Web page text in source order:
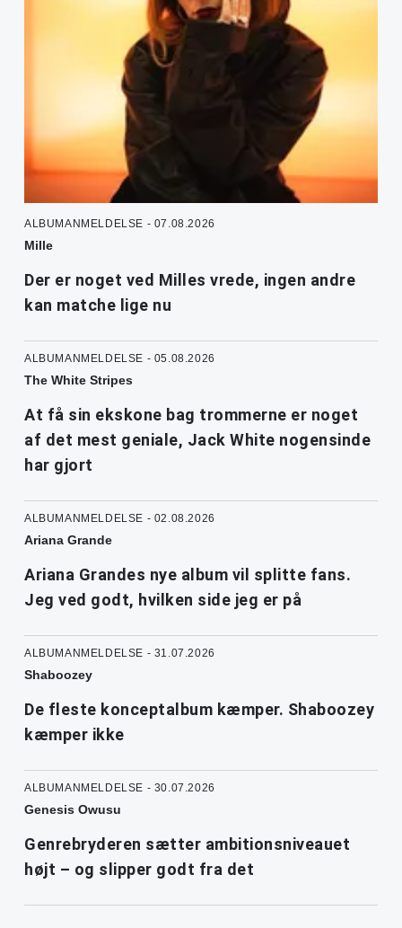
ALBUMANMELDELSE - 07.08.2026
Mille
Der er noget ved Milles vrede, ingen andre
kan matche lige nu
ALBUMANMELDELSE - 05.08.2026
The White Stripes
At få sin ekskone bag trommerne er noget
af det mest geniale, Jack White nogensinde
har gjort
ALBUMANMELDELSE - 02.08.2026
Ariana Grande
Ariana Grandes nye album vil splitte fans.
Jeg ved godt, hvilken side jeg er på
ALBUMANMELDELSE - 31.07.2026
Shaboozey
De fleste konceptalbum kæmper. Shaboozey
kæmper ikke
ALBUMANMELDELSE - 30.07.2026
Genesis Owusu
Genrebryderen sætter ambitionsniveauet
højt – og slipper godt fra det